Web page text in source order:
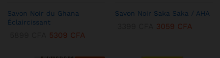
Savon Noir du Ghana
Éclaircissant
5309 CFA
Savon Noir Saka Saka / AHA
3059 CFA